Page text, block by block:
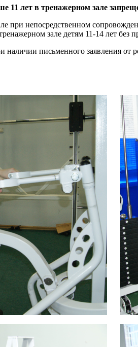
11 лет в тренажерном зале
при непосредственном
зале детям 11-14 лет без
наличии письменного заявления от